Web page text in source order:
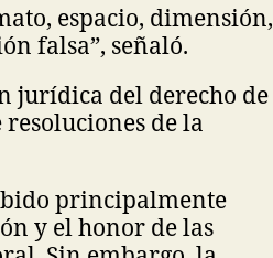
espacio, dimensión,
falsa”, señaló.
jurídica del derecho de
de la
principalmente
y el honor de las